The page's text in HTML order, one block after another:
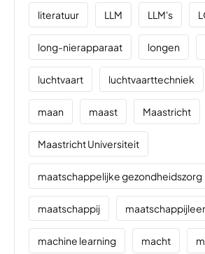
literatuur LLM LLM's
long-nierapparaat longen
luchtvaart luchtvaarttechniek
maan maast Maastricht
Maastricht Universiteit
maatschappelijke gezondheidszorg
maatschappij maatschappijleer
machine learning macht